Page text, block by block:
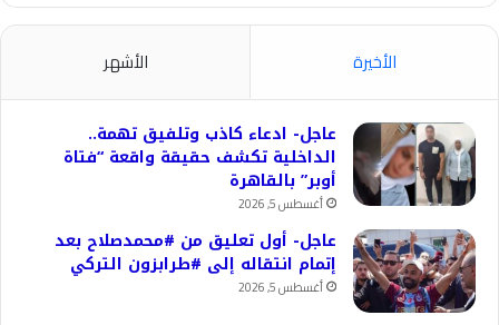
الأخيرة الأشهر
عاجل- ادعاء كاذب وتلفيق تهمة..
الداخلية تكشف حقيقة واقعة “فتاة
أوبر” بالقاهرة
أغسطس 5, 2026
عاجل- أول تعليق من #محمدصلاح بعد
إتمام انتقاله إلى #طرابزون التركي
أغسطس 5, 2026